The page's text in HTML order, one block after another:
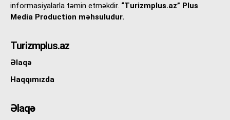
informasiyalarla təmin etməkdir. “Turizmplus.az” Plus
Media Production məhsuludur.
Turizmplus.az
Əlaqə
Haqqımızda
Əlaqə